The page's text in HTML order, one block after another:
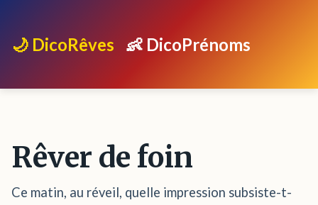
🌙 DicoRêves 👶 DicoPrénoms
Rêver de foin
Ce matin, au réveil, quelle impression subsiste-t-